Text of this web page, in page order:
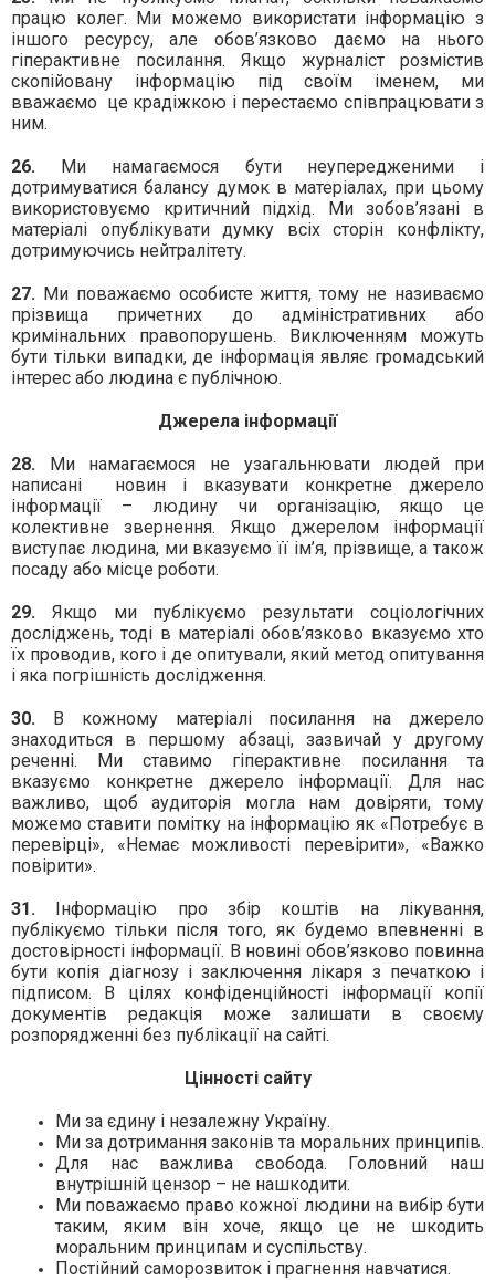
працю колег. Ми можемо використати інформацію з
іншого ресурсу, але обов’язково даємо на нього
гіперактивне посилання. Якщо журналіст розмістив
скопійовану інформацію під своїм іменем, ми
вважаємо це крадіжкою і перестаємо співпрацювати з
ним.
26. Ми намагаємося бути неупередженими і
дотримуватися балансу думок в матеріалах, при цьому
використовуємо критичний підхід. Ми зобов’язані в
матеріалі опублікувати думку всіх сторін конфлікту,
дотримуючись нейтралітету.
27. Ми поважаємо особисте життя, тому не називаємо
прізвища причетних до адміністративних або
кримінальних правопорушень. Виключенням можуть
бути тільки випадки, де інформація являє громадський
інтерес або людина є публічною.
Джерела інформації
28. Ми намагаємося не узагальнювати людей при
написані
новин і вказувати конкретне джерело
інформації – людину чи організацію, якщо це
колективне звернення. Якщо джерелом інформації
виступає людина, ми вказуємо її ім’я, прізвище, а також
посаду або місце роботи.
29. Якщо ми публікуємо результати соціологічних
досліджень, тоді в матеріалі обов’язково вказуємо хто
їх проводив, кого і де опитували, який метод опитування
і яка погрішність дослідження.
30. В кожному матеріалі посилання на джерело
знаходиться в першому абзаці, зазвичай у другому
реченні. Ми ставимо гіперактивне посилання та
вказуємо конкретне джерело інформації. Для нас
важливо, щоб аудиторія могла нам довіряти, тому
можемо ставити помітку на інформацію як «Потребує в
перевірці», «Немає можливості перевірити», «Важко
повірити».
31. Інформацію про збір коштів на лікування,
публікуємо тільки після того, як будемо впевненні в
достовірності інформації. В новині обов’язково повинна
бути копія діагнозу і заключення лікаря з печаткою і
підписом. В цілях конфіденційності інформації копії
документів редакція може залишати в своєму
розпорядженні без публікації на сайті.
Цінності сайту
Ми за єдину і незалежну Україну.
Ми за дотримання законів та моральних принципів.
Для нас важлива свобода. Головний наш
внутрішній цензор – не нашкодити.
Ми поважаємо право кожної людини на вибір бути
таким, яким він хоче, якщо це не шкодить
моральним принципам и суспільству.
Постійний саморозвиток і прагнення навчатися.